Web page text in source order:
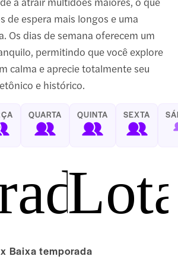
de espera mais longos e uma
Os dias de semana oferecem um
permitindo que você explore
calma e aprecie totalmente seu
e histórico.
QUARTA QUINTA SEXTA
Baixa temporada